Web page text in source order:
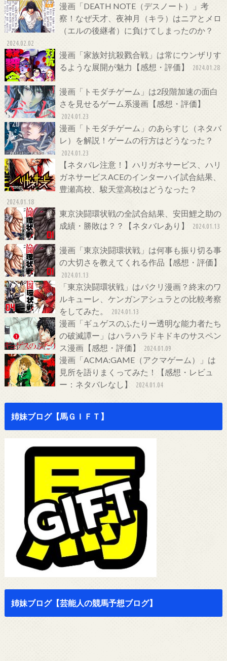
漫画「DEATH NOTE（デスノート）」考
察！なぜ天才、夜神月（キラ）はニアとメロ
（エルの後継者）に負けてしまったのか？
2024.02.02
漫画「家族対抗殺戮合戦」は常にウンザリす
るような展開が魅力【感想・評価】
2024.01.28
漫画「トモダチゲーム」は2段階加速の面白
さを見せるゲーム系漫画【感想・評価】
2024.01.23
漫画「トモダチゲーム」のあらすじ（ネタバ
レ）を解説！ゲームの行方はどうなった？
2024.01.23
【ネタバレ注意！】ハリガネサービス、ハリ
ガネサービスACEのインターハイ試合結果、
豊瀬高校、駿天堂高校はどうなった？
2024.01.18
東京決闘環状戦の全試合結果、安田鯉之助の
成績・勝敗は？？【ネタバレあり】
2024.01.13
漫画「東京決闘環状戦」は何事も振り切る事
の大切さを教えてくれる作品【感想・評価】
2024.01.13
「東京決闘環状戦」はパクリ漫画？終末のワ
ルキューレ、ケンガンアシュラとの比較考察
をしてみた。
2024.01.13
漫画「ギュゲスのふたりー透明な能力者たち
の破滅譚ー」はハラハラドキドキのサスペン
ス漫画【感想・評価】
2024.01.09
漫画「ACMA:GAME（アクマゲーム）」は
見所を語りまくってみた！【感想・レビュ
ー：ネタバレなし】
2024.01.04
姉妹ブログ【馬ＧＩＦＴ】
姉妹ブログ【芸能人の競馬予想ブログ】